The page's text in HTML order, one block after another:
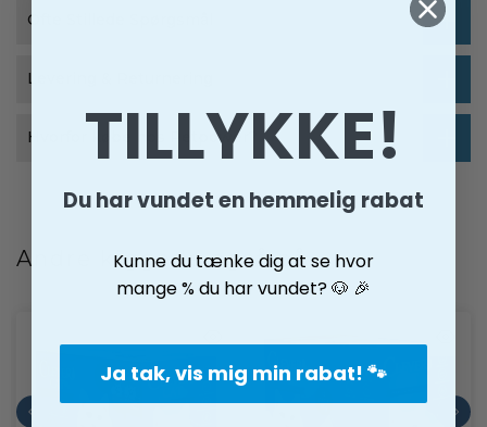
Ofte Stillede Spørgsmål
Levering & Returnering
Hvorfor købe hos Petpower?
Andre kiggede også på
TILLYKKE!
Du har vundet en hemmelig rabat
Kunne du tænke dig at se hvor
mange % du har vundet? 🐶 🎉
Ja tak, vis mig min rabat! 🐾